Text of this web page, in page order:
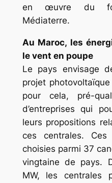
en œuvre du
Médiaterre.
Au Maroc, les
le vent en poupe
Le pays envisage
projet
pour cela, pré-
d’entreprises qui
leurs propositions
ces centrales.
choisies parmi 37
vingtaine de pays.
MW, les centrales